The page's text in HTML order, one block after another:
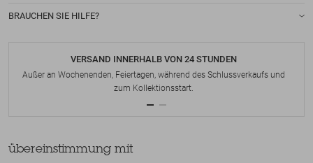
BRAUCHEN SIE HILFE?
VERSAND INNERHALB VON 24 STUNDEN
Außer an Wochenenden, Feiertagen, während des Schlussverkaufs und
zum Kollektionsstart.
übereinstimmung mit